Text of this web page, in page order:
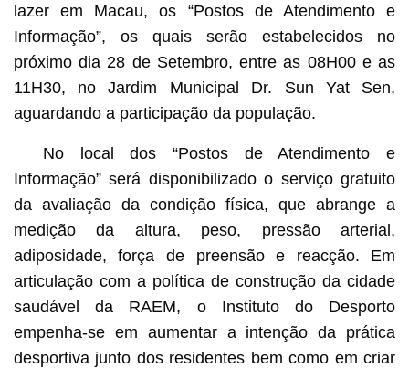
lazer em Macau, os “Postos de Atendimento e
Informação”, os quais serão estabelecidos no
próximo dia 28 de Setembro, entre as 08H00 e as
11H30, no Jardim Municipal Dr. Sun Yat Sen,
aguardando a participação da população.
No local dos “Postos de Atendimento e
Informação” será disponibilizado o serviço gratuito
da avaliação da condição física, que abrange a
medição da altura, peso, pressão arterial,
adiposidade, força de preensão e reacção. Em
articulação com a política de construção da cidade
saudável da RAEM, o Instituto do Desporto
empenha-se em aumentar a intenção da prática
desportiva junto dos residentes bem como em criar